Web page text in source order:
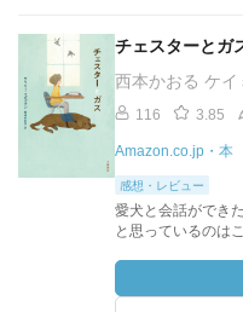
チェスターとガ
西本かおる ケ
116 3.85
Amazon.co.jp・本
感想・レビュー
愛犬と会話ができ
と思っているのは